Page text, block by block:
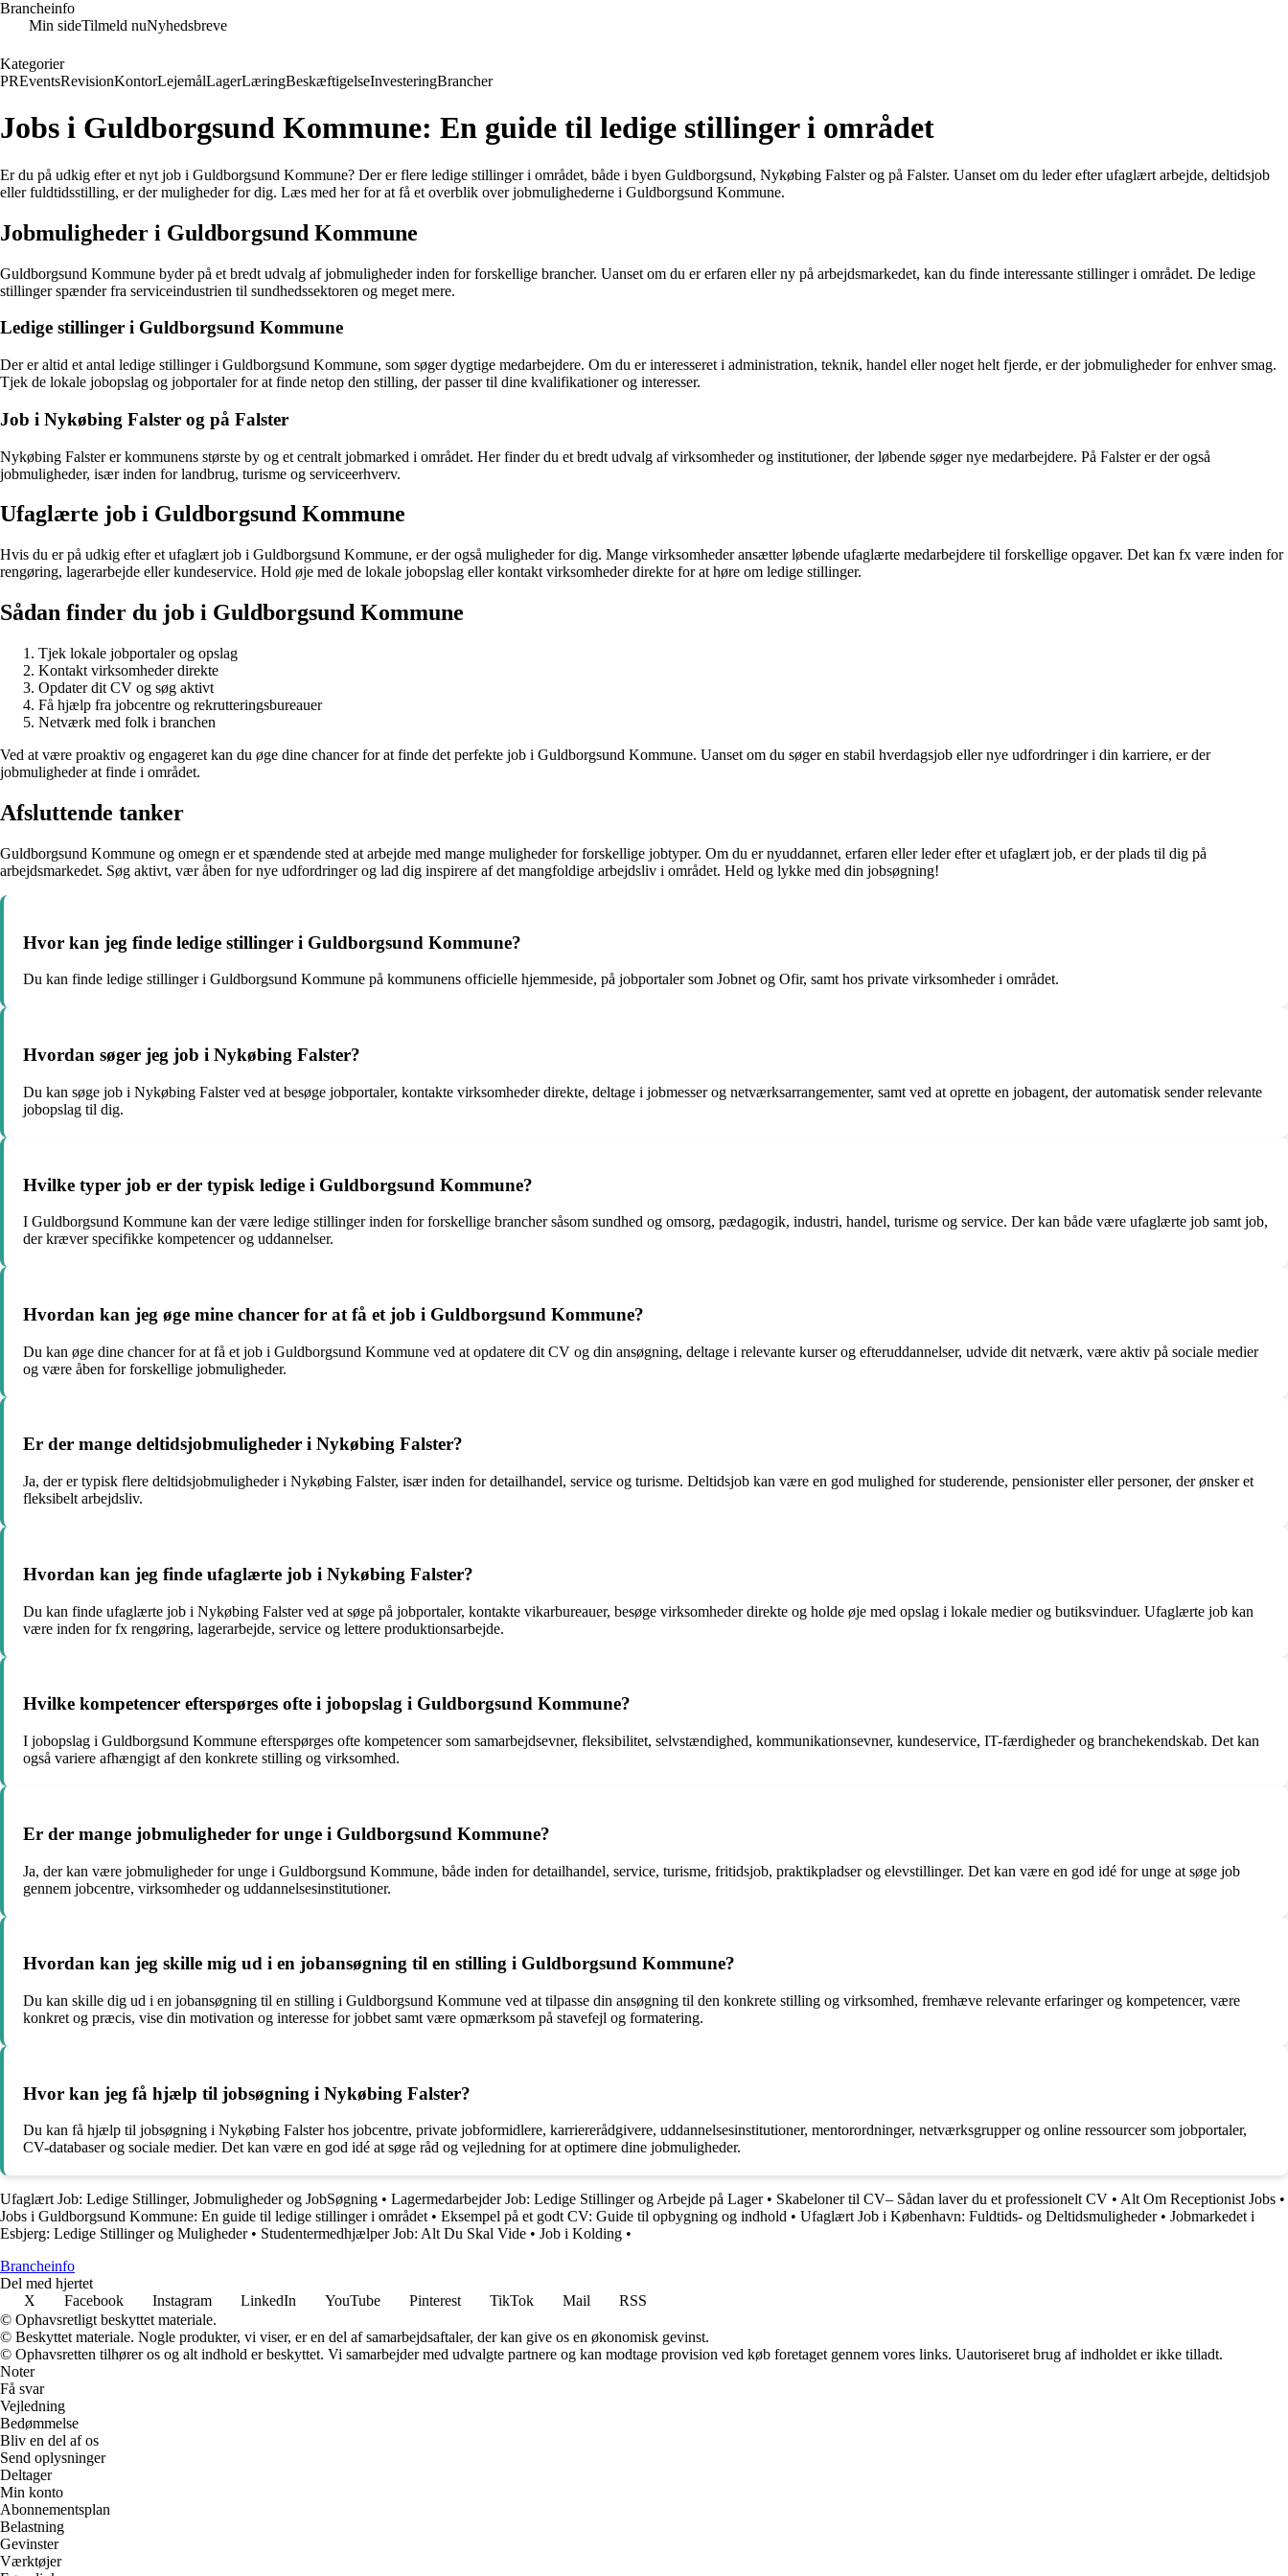
Brancheinfo
Min sideTilmeld nuNyhedsbreve
Kategorier
PREventsRevisionKontorLejemålLagerLæringBeskæftigelseInvesteringBrancher
Jobs i Guldborgsund Kommune: En guide til ledige stillinger i området
Er du på udkig efter et nyt job i Guldborgsund Kommune? Der er flere ledige stillinger i området, både i byen Guldborgsund, Nykøbing Falster og på Falster. Uanset om du leder efter ufaglært arbejde, deltidsjob
eller fuldtidsstilling, er der muligheder for dig. Læs med her for at få et overblik over jobmulighederne i Guldborgsund Kommune.
Jobmuligheder i Guldborgsund Kommune
Guldborgsund Kommune byder på et bredt udvalg af jobmuligheder inden for forskellige brancher. Uanset om du er erfaren eller ny på arbejdsmarkedet, kan du finde interessante stillinger i området. De ledige
stillinger spænder fra serviceindustrien til sundhedssektoren og meget mere.
Ledige stillinger i Guldborgsund Kommune
Der er altid et antal ledige stillinger i Guldborgsund Kommune, som søger dygtige medarbejdere. Om du er interesseret i administration, teknik, handel eller noget helt fjerde, er der jobmuligheder for enhver smag.
Tjek de lokale jobopslag og jobportaler for at finde netop den stilling, der passer til dine kvalifikationer og interesser.
Job i Nykøbing Falster og på Falster
Nykøbing Falster er kommunens største by og et centralt jobmarked i området. Her finder du et bredt udvalg af virksomheder og institutioner, der løbende søger nye medarbejdere. På Falster er der også
jobmuligheder, især inden for landbrug, turisme og serviceerhverv.
Ufaglærte job i Guldborgsund Kommune
Hvis du er på udkig efter et ufaglært job i Guldborgsund Kommune, er der også muligheder for dig. Mange virksomheder ansætter løbende ufaglærte medarbejdere til forskellige opgaver. Det kan fx være inden for
rengøring, lagerarbejde eller kundeservice. Hold øje med de lokale jobopslag eller kontakt virksomheder direkte for at høre om ledige stillinger.
Sådan finder du job i Guldborgsund Kommune
Tjek lokale jobportaler og opslag
Kontakt virksomheder direkte
Opdater dit CV og søg aktivt
Få hjælp fra jobcentre og rekrutteringsbureauer
Netværk med folk i branchen
Ved at være proaktiv og engageret kan du øge dine chancer for at finde det perfekte job i Guldborgsund Kommune. Uanset om du søger en stabil hverdagsjob eller nye udfordringer i din karriere, er der
jobmuligheder at finde i området.
Afsluttende tanker
Guldborgsund Kommune og omegn er et spændende sted at arbejde med mange muligheder for forskellige jobtyper. Om du er nyuddannet, erfaren eller leder efter et ufaglært job, er der plads til dig på
arbejdsmarkedet. Søg aktivt, vær åben for nye udfordringer og lad dig inspirere af det mangfoldige arbejdsliv i området. Held og lykke med din jobsøgning!
Hvor kan jeg finde ledige stillinger i Guldborgsund Kommune?
Du kan finde ledige stillinger i Guldborgsund Kommune på kommunens officielle hjemmeside, på jobportaler som Jobnet og Ofir, samt hos private virksomheder i området.
Hvordan søger jeg job i Nykøbing Falster?
Du kan søge job i Nykøbing Falster ved at besøge jobportaler, kontakte virksomheder direkte, deltage i jobmesser og netværksarrangementer, samt ved at oprette en jobagent, der automatisk sender relevante
jobopslag til dig.
Hvilke typer job er der typisk ledige i Guldborgsund Kommune?
I Guldborgsund Kommune kan der være ledige stillinger inden for forskellige brancher såsom sundhed og omsorg, pædagogik, industri, handel, turisme og service. Der kan både være ufaglærte job samt job,
der kræver specifikke kompetencer og uddannelser.
Hvordan kan jeg øge mine chancer for at få et job i Guldborgsund Kommune?
Du kan øge dine chancer for at få et job i Guldborgsund Kommune ved at opdatere dit CV og din ansøgning, deltage i relevante kurser og efteruddannelser, udvide dit netværk, være aktiv på sociale medier
og være åben for forskellige jobmuligheder.
Er der mange deltidsjobmuligheder i Nykøbing Falster?
Ja, der er typisk flere deltidsjobmuligheder i Nykøbing Falster, især inden for detailhandel, service og turisme. Deltidsjob kan være en god mulighed for studerende, pensionister eller personer, der ønsker et
fleksibelt arbejdsliv.
Hvordan kan jeg finde ufaglærte job i Nykøbing Falster?
Du kan finde ufaglærte job i Nykøbing Falster ved at søge på jobportaler, kontakte vikarbureauer, besøge virksomheder direkte og holde øje med opslag i lokale medier og butiksvinduer. Ufaglærte job kan
være inden for fx rengøring, lagerarbejde, service og lettere produktionsarbejde.
Hvilke kompetencer efterspørges ofte i jobopslag i Guldborgsund Kommune?
I jobopslag i Guldborgsund Kommune efterspørges ofte kompetencer som samarbejdsevner, fleksibilitet, selvstændighed, kommunikationsevner, kundeservice, IT-færdigheder og branchekendskab. Det kan
også variere afhængigt af den konkrete stilling og virksomhed.
Er der mange jobmuligheder for unge i Guldborgsund Kommune?
Ja, der kan være jobmuligheder for unge i Guldborgsund Kommune, både inden for detailhandel, service, turisme, fritidsjob, praktikpladser og elevstillinger. Det kan være en god idé for unge at søge job
gennem jobcentre, virksomheder og uddannelsesinstitutioner.
Hvordan kan jeg skille mig ud i en jobansøgning til en stilling i Guldborgsund Kommune?
Du kan skille dig ud i en jobansøgning til en stilling i Guldborgsund Kommune ved at tilpasse din ansøgning til den konkrete stilling og virksomhed, fremhæve relevante erfaringer og kompetencer, være
konkret og præcis, vise din motivation og interesse for jobbet samt være opmærksom på stavefejl og formatering.
Hvor kan jeg få hjælp til jobsøgning i Nykøbing Falster?
Du kan få hjælp til jobsøgning i Nykøbing Falster hos jobcentre, private jobformidlere, karriererådgivere, uddannelsesinstitutioner, mentorordninger, netværksgrupper og online ressourcer som jobportaler,
CV-databaser og sociale medier. Det kan være en god idé at søge råd og vejledning for at optimere dine jobmuligheder.
Ufaglært Job: Ledige Stillinger, Jobmuligheder og JobSøgning • Lagermedarbejder Job: Ledige Stillinger og Arbejde på Lager• Skabeloner til CV– Sådan laver du et professionelt CV • Alt Om Receptionist Jobs •
Jobs i Guldborgsund Kommune: En guide til ledige stillinger i området • Eksempel på et godt CV: Guide til opbygning og indhold • Ufaglært Job i København: Fuldtids- og Deltidsmuligheder• Jobmarkedet i
Esbjerg: Ledige Stillinger og Muligheder• Studentermedhjælper Job: Alt Du Skal Vide • Job i Kolding •
Brancheinfo
Del med hjertet
X
Facebook Instagram LinkedIn YouTube Pinterest TikTok Mail
RSS
© Ophavsretligt beskyttet materiale.
© Beskyttet materiale. Nogle produkter, vi viser, er en del af samarbejdsaftaler, der kan give os en økonomisk gevinst.
© Ophavsretten tilhører os og alt indhold er beskyttet. Vi samarbejder med udvalgte partnere og kan modtage provision ved køb foretaget gennem vores links. Uautoriseret brug af indholdet er ikke tilladt.
Noter
Få svar
Vejledning
Bedømmelse
Bliv en del af os
Send oplysninger
Deltager
Min konto
Abonnementsplan
Belastning
Gevinster
Værktøjer